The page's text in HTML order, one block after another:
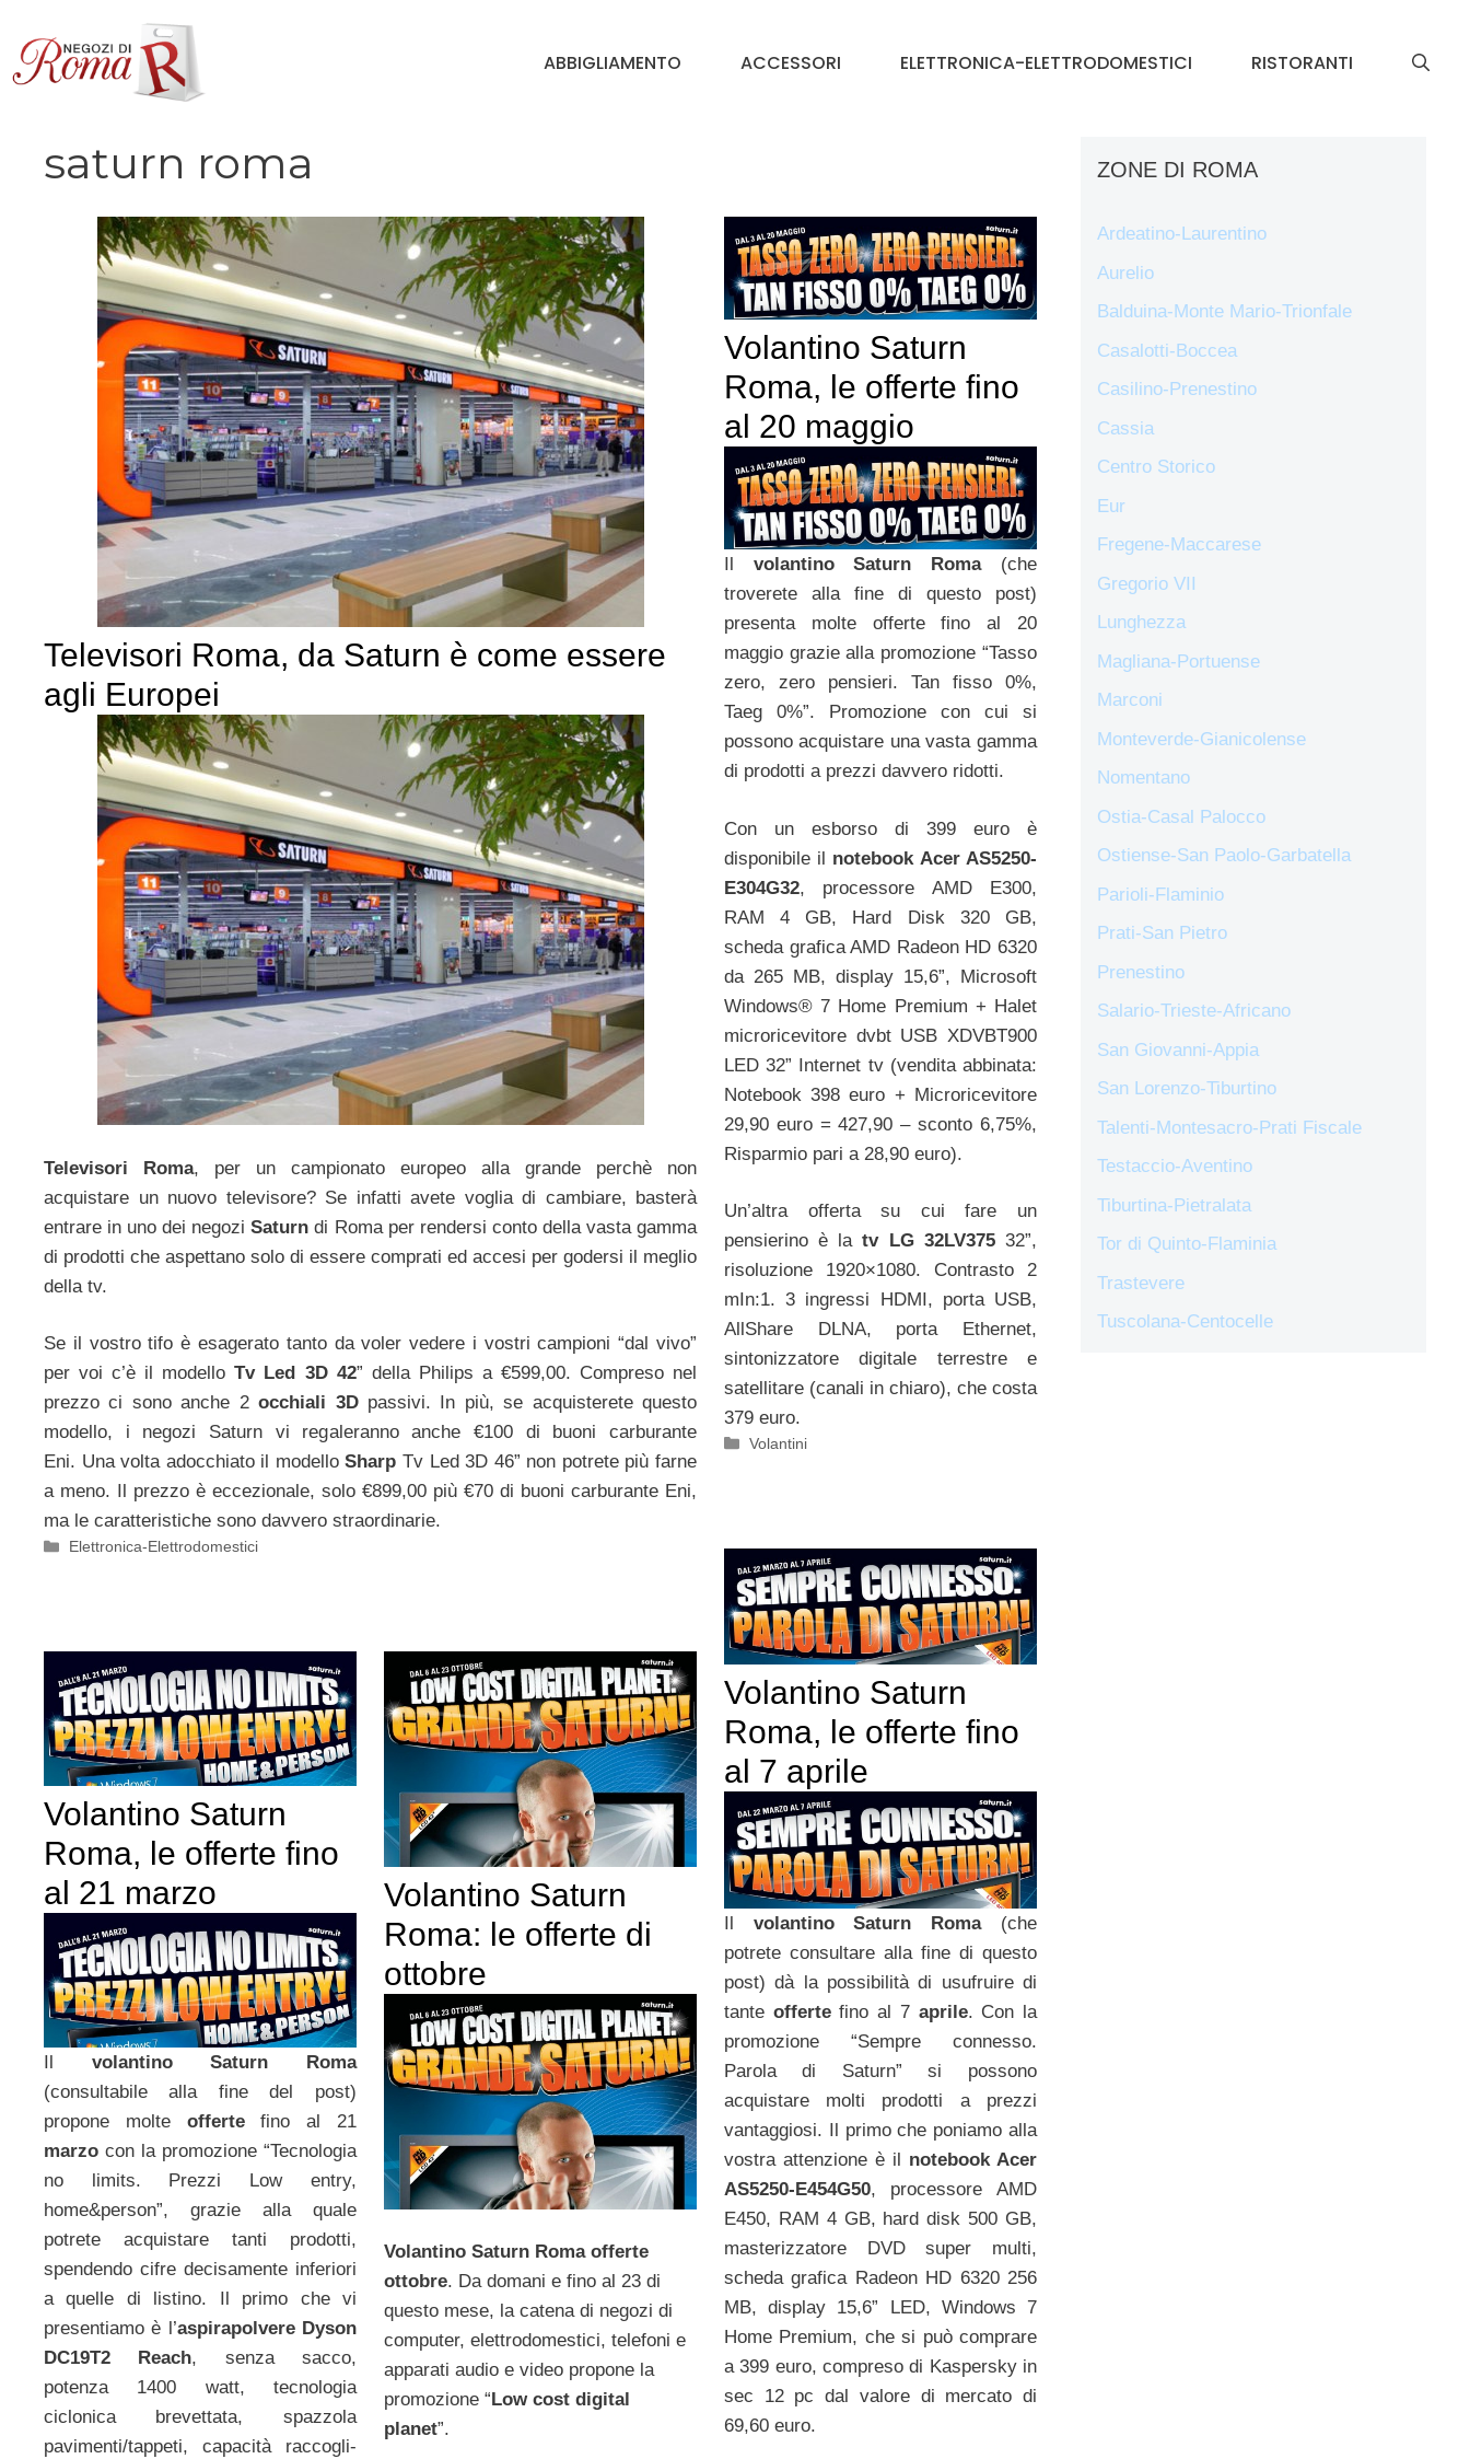
contenuto
ABBIGLIAMENTO ACCESSORI ELETTRONICA-ELETTRODOMESTICI RISTORANTI
saturn roma
Televisori Roma, da Saturn è come essere
agli Europei
Televisori Roma, per un campionato europeo alla grande perchè non
acquistare un nuovo televisore? Se infatti avete voglia di cambiare, basterà
entrare in uno dei negozi Saturn di Roma per rendersi conto della vasta gamma
di prodotti che aspettano solo di essere comprati ed accesi per godersi il meglio
della tv.
Se il vostro tifo è esagerato tanto da voler vedere i vostri campioni “dal vivo”
per voi c’è il modello Tv Led 3D 42” della Philips a €599,00. Compreso nel
prezzo ci sono anche 2occhiali 3Dpassivi. In più, se acquisterete questo
modello, i negozi Saturn vi regaleranno anche €100 di buoni carburante
Eni. Una volta adocchiato il modelloSharp Tv Led 3D 46” non potrete più farne
a meno. Il prezzo è eccezionale, solo €899,00 più €70 di buoni carburante Eni,
ma le caratteristiche sono davvero straordinarie.
Categorie
Elettronica-Elettrodomestici
Volantino Saturn
Roma, le offerte fino
al 20 maggio
Il volantino Saturn Roma(che
troverete alla fine di questo post)
presenta molte offerte fino al 20
maggio grazie alla promozione “Tasso
zero, zero pensieri. Tan fisso 0%,
Taeg 0%”. Promozione con cui si
possono acquistare una vasta gamma
di prodotti a prezzi davvero ridotti.
Con un esborso di 399 euro è
disponibile il notebook Acer AS5250-
E304G32, processore AMD E300,
RAM 4 GB, Hard Disk 320 GB,
scheda grafica AMD Radeon HD 6320
da 265 MB, display 15,6”, Microsoft
Windows® 7 Home Premium + Halet
microricevitore dvbt USB XDVBT900
LED 32” Internet tv (vendita abbinata:
Notebook 398 euro + Microricevitore
29,90 euro = 427,90 – sconto 6,75%,
Risparmio pari a 28,90 euro).
Un’altra offerta su cui fare un
pensierino è latv LG 32LV37532”,
risoluzione 1920×1080. Contrasto 2
mIn:1. 3 ingressi HDMI, porta USB,
AllShare DLNA, porta Ethernet,
sintonizzatore digitale terrestre e
satellitare (canali in chiaro), che costa
379 euro.
Categorie
Volantini
Volantino Saturn
Roma, le offerte fino
al 7 aprile
Il volantino Saturn Roma(che
potrete consultare alla fine di questo
post) dà la possibilità di usufruire di
tante offertefino al 7 aprile. Con la
promozione “Sempre connesso.
Parola di Saturn” si possono
acquistare molti prodotti a prezzi
vantaggiosi. Il primo che poniamo alla
vostra attenzione è il notebook Acer
AS5250-E454G50, processore AMD
E450, RAM 4 GB, hard disk 500 GB,
masterizzatore DVD super multi,
scheda grafica Radeon HD 6320 256
MB, display 15,6” LED, Windows 7
Home Premium, che si può comprare
a 399 euro, compreso di Kaspersky in
sec 12 pc dal valore di mercato di
69,60 euro.
Volantino Saturn
Roma, le offerte fino
al 21 marzo
volantino Saturn Roma
(consultabile alla fine del post)
propone molte offertefino al 21
marzo con la promozione “Tecnologia
no limits. Prezzi Low entry,
home&person”, grazie alla quale
potrete acquistare tanti prodotti,
spendendo cifre decisamente inferiori
a quelle di listino. Il primo che vi
presentiamo è l’aspirapolvere Dyson
DC19T2 Reach, senza sacco,
potenza 1400 watt, tecnologia
ciclonica brevettata, spazzola
pavimenti/tappeti, capacità raccogli-
Volantino Saturn
Roma: le offerte di
ottobre
Volantino Saturn Roma offerte
ottobre. Da domani e fino al 23 di
questo mese, la catena di negozi di
computer, elettrodomestici, telefoni e
apparati audio e video propone la
promozione “ Low cost digital
planet”.
ZONE DI ROMA
Ardeatino-Laurentino
Aurelio
Balduina-Monte Mario-Trionfale
Casalotti-Boccea
Casilino-Prenestino
Cassia
Centro Storico
Eur
Fregene-Maccarese
Gregorio VII
Lunghezza
Magliana-Portuense
Marconi
Monteverde-Gianicolense
Nomentano
Ostia-Casal Palocco
Ostiense-San Paolo-Garbatella
Parioli-Flaminio
Prati-San Pietro
Prenestino
Salario-Trieste-Africano
San Giovanni-Appia
San Lorenzo-Tiburtino
Talenti-Montesacro-Prati Fiscale
Testaccio-Aventino
Tiburtina-Pietralata
Tor di Quinto-Flaminia
Trastevere
Tuscolana-Centocelle